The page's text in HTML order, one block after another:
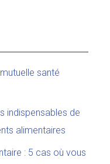
santé
indispensables de
alimentaires
: 5 cas où vous